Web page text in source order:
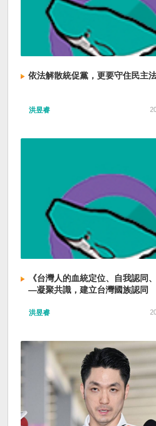
依法解散統促黨，更要守住民主
洪昱睿
《台灣人的血統定位、自我認同
—凝聚共識，建立台灣國族認同
洪昱睿